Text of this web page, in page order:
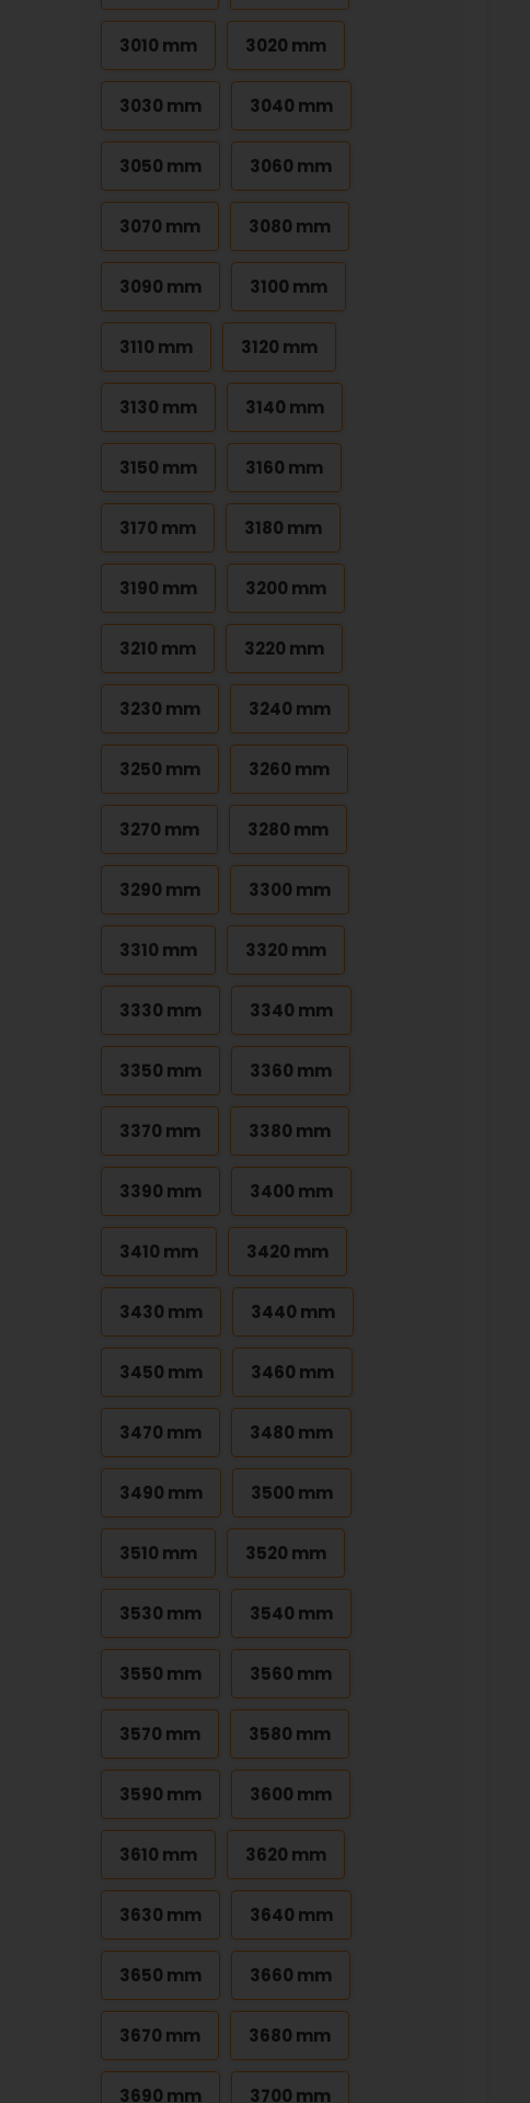
3010 mm 3020 mm
3030 mm 3040 mm
3050 mm 3060 mm
3070 mm 3080 mm
3090 mm 3100 mm
3110 mm 3120 mm
3130 mm 3140 mm
3150 mm 3160 mm
3170 mm 3180 mm
3190 mm 3200 mm
3210 mm 3220 mm
3230 mm 3240 mm
3250 mm 3260 mm
3270 mm 3280 mm
3290 mm 3300 mm
3310 mm 3320 mm
3330 mm 3340 mm
3350 mm 3360 mm
3370 mm 3380 mm
3390 mm 3400 mm
3410 mm 3420 mm
3430 mm 3440 mm
3450 mm 3460 mm
3470 mm 3480 mm
3490 mm 3500 mm
3510 mm 3520 mm
3530 mm 3540 mm
3550 mm 3560 mm
3570 mm 3580 mm
3590 mm 3600 mm
3610 mm 3620 mm
3630 mm 3640 mm
3650 mm 3660 mm
3670 mm 3680 mm
3690 mm 3700 mm